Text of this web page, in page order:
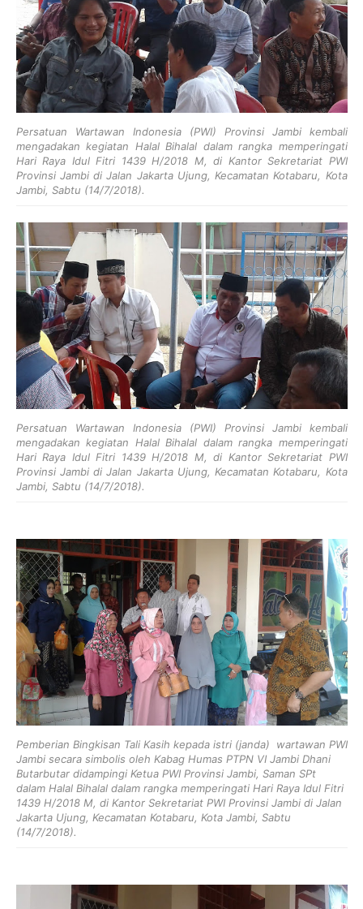
Persatuan Wartawan Indonesia (PWI) Provinsi Jambi kembali
mengadakan kegiatan Halal Bihalal dalam rangka memperingati
Hari Raya Idul Fitri 1439 H/2018 M, di Kantor Sekretariat PWI
Provinsi Jambi di Jalan Jakarta Ujung, Kecamatan Kotabaru, Kota
Jambi, Sabtu (14/7/2018).
Persatuan Wartawan Indonesia (PWI) Provinsi Jambi kembali
mengadakan kegiatan Halal Bihalal dalam rangka memperingati
Hari Raya Idul Fitri 1439 H/2018 M, di Kantor Sekretariat PWI
Provinsi Jambi di Jalan Jakarta Ujung, Kecamatan Kotabaru, Kota
Jambi, Sabtu (14/7/2018).
Pemberian Bingkisan Tali Kasih kepada istri (janda) wartawan PWI
Jambi secara simbolis oleh Kabag Humas PTPN VI Jambi Dhani
Butarbutar didampingi Ketua PWI Provinsi Jambi, Saman SPt
dalam Halal Bihalal dalam rangka memperingati Hari Raya Idul Fitri
1439 H/2018 M, di Kantor Sekretariat PWI Provinsi Jambi di Jalan
Jakarta Ujung, Kecamatan Kotabaru, Kota Jambi, Sabtu
(14/7/2018).